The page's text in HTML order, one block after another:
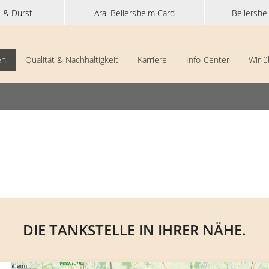
DIE TANKSTELLE IN IHRER NÄHE.
& Durst Aral Bellersheim Card
Qualität & Nachhaltigkeit Karriere Info-Center Wir